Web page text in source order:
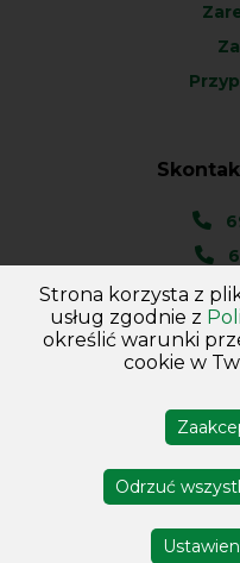
Ul.
46-
Copyright © 2026
Strona korzysta z
usług zgodnie z
określić warunki
cookie w
Odrzuć